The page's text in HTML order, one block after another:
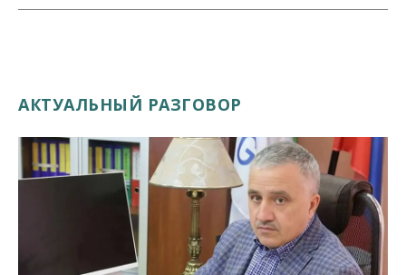
АКТУАЛЬНЫЙ РАЗГОВОР